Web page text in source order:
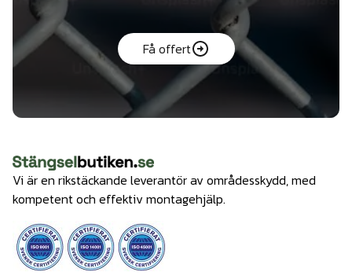
Få offert
Vi är en rikstäckande leverantör av områdesskydd, med
kompetent och effektiv montagehjälp.